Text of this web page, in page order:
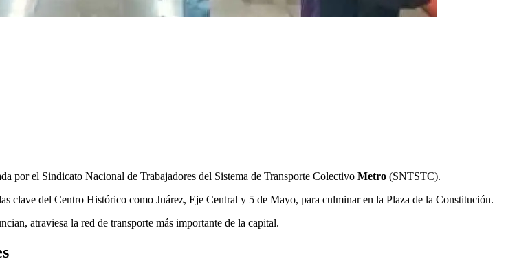
por el Sindicato Nacional de Trabajadores del Sistema de Transporte Colectivo Metro (SNTSTC).
clave del Centro Histórico como Juárez, Eje Central y 5 de Mayo, para culminar en la Plaza de la Constitución.
atraviesa la red de transporte más importante de la capital.